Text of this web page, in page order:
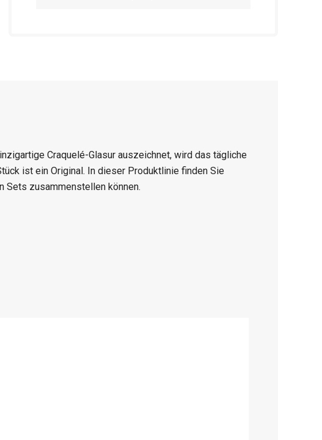
Craquelé-Glasur auszeichnet, wird das tägliche
ist ein Original. In dieser Produktlinie finden Sie
Sets zusammenstellen können.